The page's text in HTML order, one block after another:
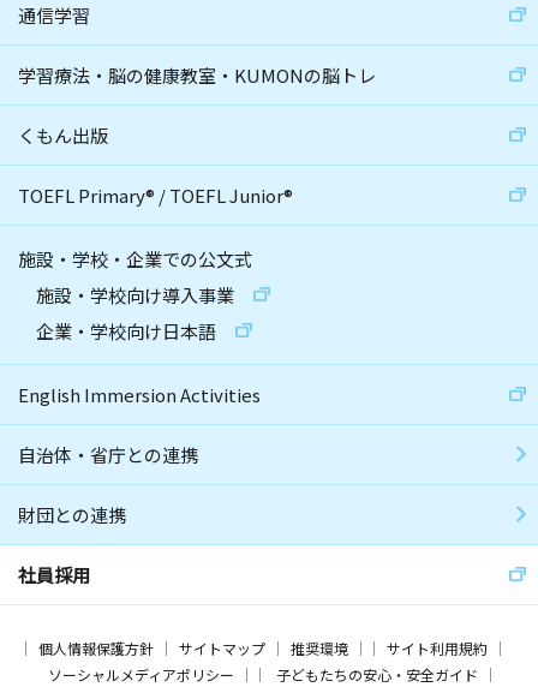
通信学習
学習療法・脳の健康教室・KUMONの脳トレ
くもん出版
TOEFL Primary® /TOEFL Junior®
施設・学校・企業での公文式
施設・学校向け導入事業
企業・学校向け日本語
English Immersion Activities
自治体・省庁との連携
財団との連携
社員採用
個人情報保護方針 サイトマップ 推奨環境
サイト利用規約
ソーシャルメディアポリシー
子どもたちの安心・安全ガイド